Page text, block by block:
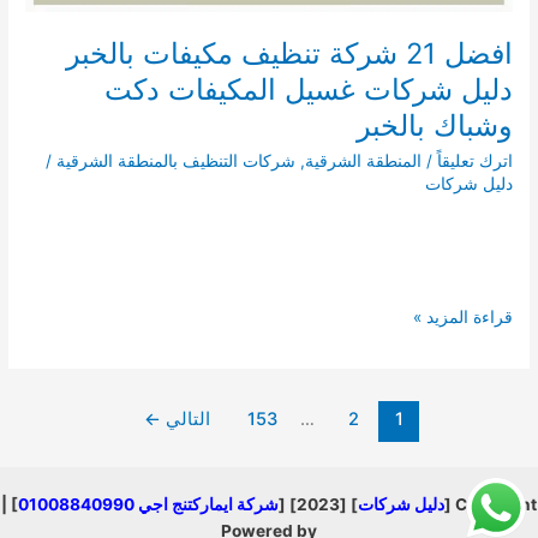
افضل 21 شركة تنظيف مكيفات بالخبر
دليل شركات غسيل المكيفات دكت
وشباك بالخبر
اترك تعليقاً / المنطقة الشرقية, شركات التنظيف بالمنطقة الشرقية /
دليل شركات
افضل
شركات
غسيل
قراءة المزيد »
1
2
…
153 التالي ←
Copyright [ دليل شركات] [2023] [ شركة ايماركتنج اجي 01008840990
] |
Powered by